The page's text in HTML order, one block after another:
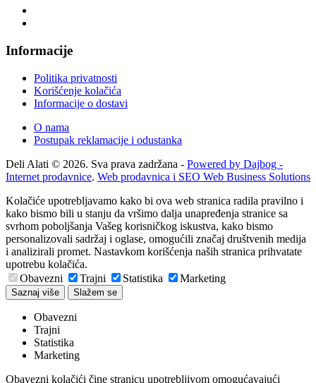
Informacije
Politika privatnosti
Korišćenje kolačića
Informacije o dostavi
O nama
Postupak reklamacije i odustanka
Deli Alati © 2026. Sva prava zadržana - Powered by Dajbog -
Internet prodavnice. Web prodavnica i SEO Web Business Solutions
Kolačiće upotrebljavamo kako bi ova web stranica radila pravilno i
kako bismo bili u stanju da vršimo dalja unapređenja stranice sa
svrhom poboljšanja Vašeg korisničkog iskustva, kako bismo
personalizovali sadržaj i oglase, omogućili značaj društvenih medija
i analizirali promet. Nastavkom korišćenja naših stranica prihvatate
upotrebu kolačića.
Obavezni
Trajni Statistika Marketing
Saznaj više Slažem se
Obavezni
Trajni
Statistika
Marketing
Obavezni kolačići čine stranicu upotrebljivom omogućavajući